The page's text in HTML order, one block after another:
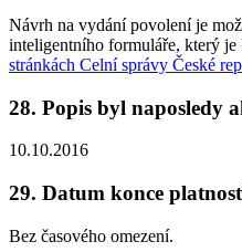
Návrh na vydání povolení je
inteligentního formuláře, který je
stránkách Celní správy České
28. Popis byl naposledy
10.10.2016
29. Datum konce
Bez časového omezení.